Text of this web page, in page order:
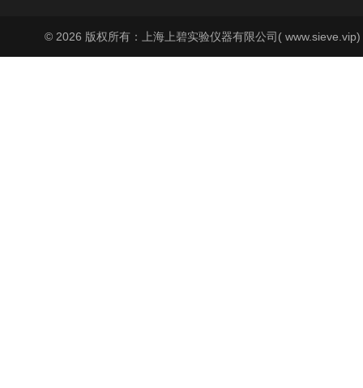
© 2026 版权所有：上海上碧实验仪器有限公司(